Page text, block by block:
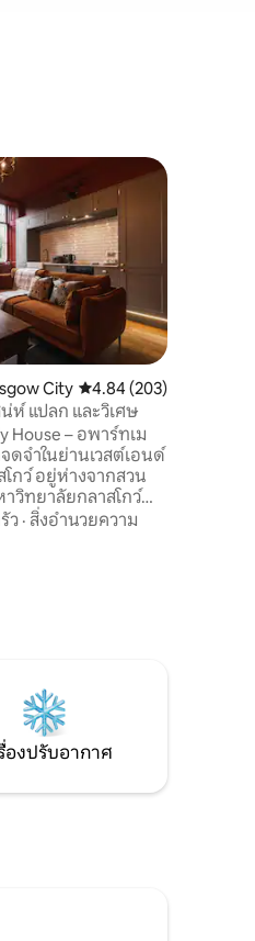
City คะแนนเฉลี่ย 4.84 จาก 5,
4.84 (203)
ห์ แปลก และวิเศษ
– อพาร์ทเม
จำในย่านเวสต์เอนด์
กว์ อยู่ห่างจากสวน
วิทยาลัยกลาสโกว์
หวตจากนิตยสาร
ล สมาร์ททีวีขนาด
ซ่ ของใช้ในห้องน้ำสุด
ดร์เป่าผม *นอนได้ 2
ว · สิ่งอำนวยความ
องปรับอากาศ